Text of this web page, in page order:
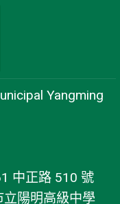
Yangming
中正路 510 號
立陽明高級中學